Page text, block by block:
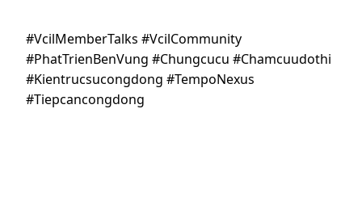
#VcilMemberTalks #VcilCommunity
#PhatTrienBenVung #Chungcucu #Chamcuudothi
#Kientrucsucongdong #TempoNexus
#Tiepcancongdong